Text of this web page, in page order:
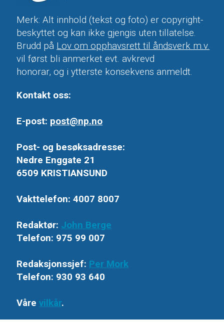
Merk: Alt innhold (tekst og foto) er copyright-
beskyttet og kan ikke gjengis uten tillatelse.
Brudd på Lov om opphavsrett til åndsverk m.v.
vil først bli anmerket evt. avkrevd
honorar, og i ytterste konsekvens anmeldt.
Kontakt oss:
E-post: post@np.no
Post- og besøksadresse:
Nedre Enggate 21
6509 KRISTIANSUND
Vakttelefon: 4007 8007
Redaktør: John Berge
Telefon: 975 99 007
Redaksjonssjef: Per Mork
Telefon: 930 93 640
Vårevilkår.